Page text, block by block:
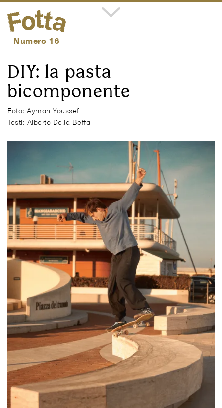
Volume 5
Numero 16
DIY: la pasta
bicomponente
Foto: Ayman Youssef
Testi: Alberto Della Beffa